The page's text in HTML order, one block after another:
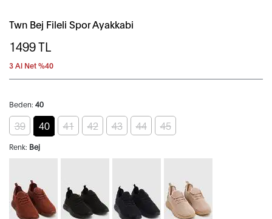
Twn Bej Fileli Spor Ayakkabi
1499TL
3 Al Net %40
Beden: 40
39 40 41 42 43 44 45
Renk: Bej